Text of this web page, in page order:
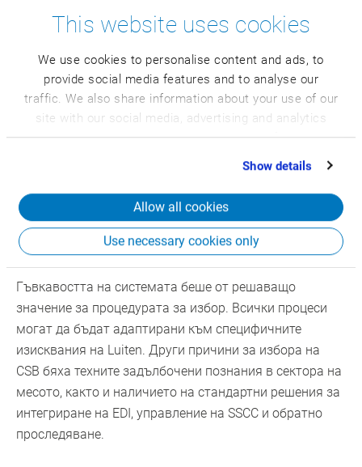
This website uses cookies
We use cookies to personalise content and ads, to
provide social media features and to analyse our
traffic. We also share information about your use of our
site with our social media, advertising and analytics
partners who may combine it with other information
that you’ve provided to them or that they’ve collected
Show details
Allow all cookies
Use necessary cookies only
Реализацията следва ясна
визия
Luiten Food работи с CSB-System от 2012 г.
ангажиран вътрешен екип от ключови потребители с
подкрепата на консултанти на CSB. От самото начало
екипът имаше ясна визия: оптимизация и
стандартизация на процесите, без да ограничава
гъвкавостта, присъща на компанията.
Гъвкавостта на системата беше от решаващо
значение за процедурата за избор. Всички процеси
могат да бъдат адаптирани към специфичните
изисквания на Luiten. Други причини за избора на
CSB бяха техните задълбочени познания в сектора на
месото, както и наличието на стандартни решения за
интегриране на EDI, управление на SSCC и обратно
проследяване.